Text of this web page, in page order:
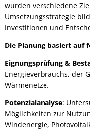
wurden verschiedene
Umsetzungsstrategie
Investitionen und
Die Planung basiert auf
Eignungsprüfung &
Energieverbrauchs, der
Wärmenetze.
Potenzialanalyse:
Möglichkeiten zur
Windenergie,